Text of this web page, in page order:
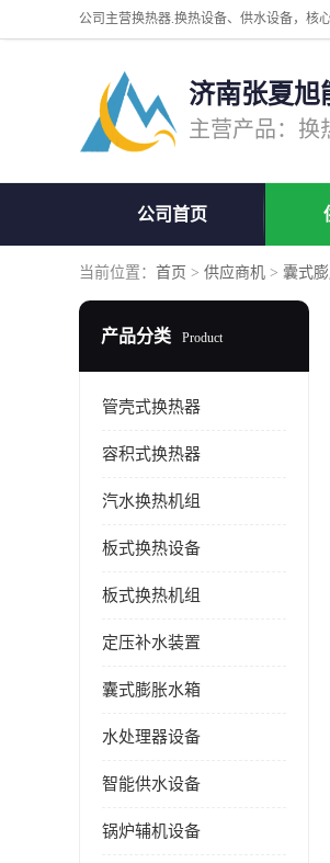
济南张夏旭
公司首页
当前位置： 首页 > 供应商机 > 囊式
产品分类 Product
管壳式换热器
容积式换热器
汽水换热机组
板式换热设备
板式换热机组
定压补水装置
囊式膨胀水箱
水处理器设备
智能供水设备
锅炉辅机设备